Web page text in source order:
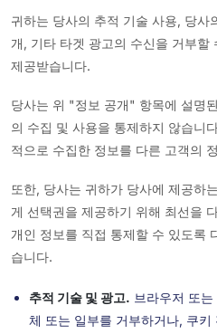
귀하는 당사의 추적 기술 사용, 당사
개, 기타 타겟 광고의 수신을 거부할
제공받습니다.
당사는 위 "정보 공개" 항목에 설명
의 수집 및 사용을 통제하지 않습니
적으로 수집한 정보를 다른 고객의
또한, 당사는 귀하가 당사에 제공하
게 선택권을 제공하기 위해 최선을
개인 정보를 직접 통제할 수 있도록
습니다.
추적 기술 및 광고. 브라우저 또
체 또는 일부를 거부하거나, 쿠